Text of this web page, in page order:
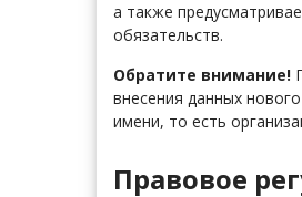
а также
обязательств.
Обратите внимание!
внесения данных
имени, то есть
Правовое